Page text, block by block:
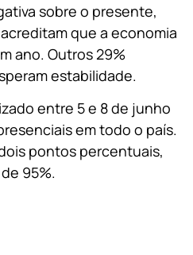
sobre o presente,
que a economia
ano. Outros 29%
estabilidade.
entre 5 e 8 de junho
em todo o país.
pontos percentuais,
95%.